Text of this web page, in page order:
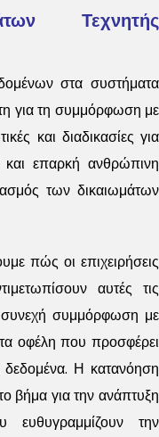
Τεχνητής
στα συστήματα
για τη συμμόρφωση με
και διαδικασίες για
επαρκή ανθρώπινη
των δικαιωμάτων
πώς οι επιχειρήσεις
αυτές τις
συνεχή συμμόρφωση με
οφέλη που προσφέρει
Η κατανόηση
βήμα για την ανάπτυξη
ευθυγραμμίζουν την